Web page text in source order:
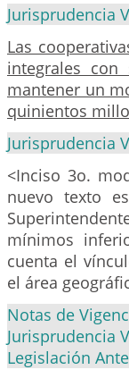
Jurisprudencia
Las
integrales
mantener un
quinientos
Jurisprudencia
<Inciso 3o.
nuevo texto
mínimos
cuenta el
el área
Notas de
Jurisprudencia
Legislación